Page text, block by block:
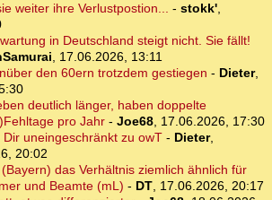
weiter ihre Verlustpostion... - stokk',
in Deutschland steigt nicht. Sie fällt!
, 17.06.2026, 13:11
den 60ern trotzdem gestiegen - Dieter,
deutlich länger, haben doppelte
pro Jahr - Joe68, 17.06.2026, 17:30
Dir uneingeschränkt zu owT- Dieter,
20:02
das Verhältnis ziemlich ähnlich für
und Beamte (mL) - DT, 17.06.2026, 20:17